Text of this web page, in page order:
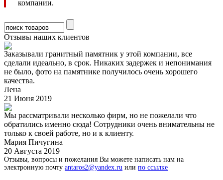
компании.
Отзывы наших клиентов
Заказывали гранитный памятник у этой компании, все
сделали идеально, в срок. Никаких задержек и непонимания
не было, фото на памятнике получилось очень хорошего
качества.
Лена
21 Июня 2019
Мы рассматривали несколько фирм, но не пожелали что
обратились именно сюда! Сотрудники очень внимательны не
только к своей работе, но и к клиенту.
Мария Пичугина
20 Августа 2019
Отзывы, вопросы и пожелания Вы можете написать нам на
электронную почту antaros2@yandex.ru или по ссылке